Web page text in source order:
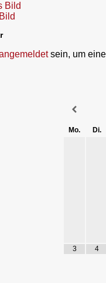
Bild
sein, um
Mo. Di.
3 4